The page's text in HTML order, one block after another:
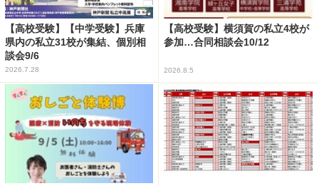
【高校受験】【中学受験】兵庫
県内の私立31校が集結、個別相
談会9/6
2026.7.28
【高校受験】横須賀の私立4校が
参加…合同相談会10/12
2026.8.5